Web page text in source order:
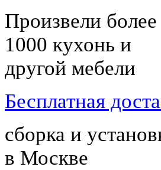
Произвели более
1000 кухонь и
другой мебели
Бесплатная
сборка и
в Москве